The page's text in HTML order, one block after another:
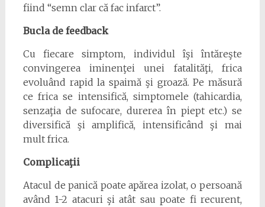
fiind “semn clar că fac infarct”.
Bucla de feedback
Cu fiecare simptom, individul îşi întăreşte
convingerea iminenţei unei fatalităţi, frica
evoluând rapid la spaimă şi groază. Pe măsură
ce frica se intensifică, simptomele (tahicardia,
senzaţia de sufocare, durerea în piept etc.) se
diversifică şi amplifică, intensificând şi mai
mult frica.
Complicaţii
Atacul de panică poate apărea izolat, o persoană
având 1-2 atacuri şi atât sau poate fi recurent,